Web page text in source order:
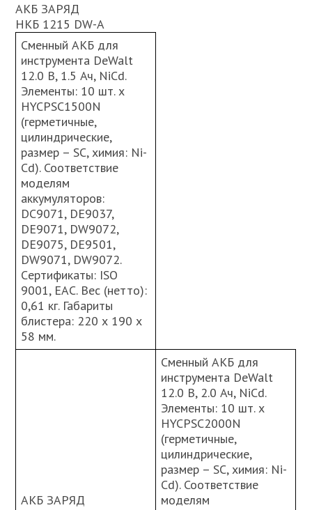
АКБ ЗАРЯД
НКБ 1215 DW-A
Сменный АКБ для
инструмента DeWalt
12.0 В, 1.5 Ач, NiCd.
Элементы: 10 шт. х
HYCPSC1500N
(герметичные,
цилиндрические,
размер – SC, химия: Ni-
Cd). Соответствие
моделям
аккумуляторов:
DC9071, DE9037,
DE9071, DW9072,
DE9075, DE9501,
DW9071, DW9072.
Cертификаты: ISO
9001, ЕАС. Вес (нетто):
0,61 кг. Габариты
блистера: 220 х 190 х
58 мм.
АКБ ЗАРЯД
Сменный АКБ для
инструмента DeWalt
12.0 В, 2.0 Ач, NiCd.
Элементы: 10 шт. х
HYCPSC2000N
(герметичные,
цилиндрические,
размер – SC, химия: Ni-
Cd). Соответствие
моделям